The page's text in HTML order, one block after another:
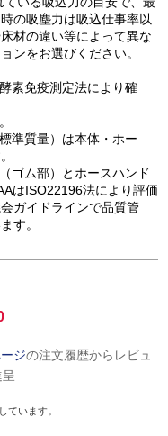
の吸塵力は吸込仕事率以
材の違い等によって異な
ンをお選びください。
素免疫測定法により確
準質量）は本体・ホー
ゴム部）とホースハンド
はISO22196法により評価
ガイドラインで品質管
す。
ジの注文履歴からレビュ
ています。